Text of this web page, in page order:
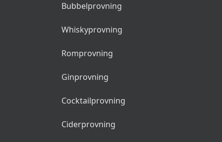
Bubbelprovning
Whiskyprovning
Romprovning
Ginprovning
Cocktailprovning
Ciderprovning